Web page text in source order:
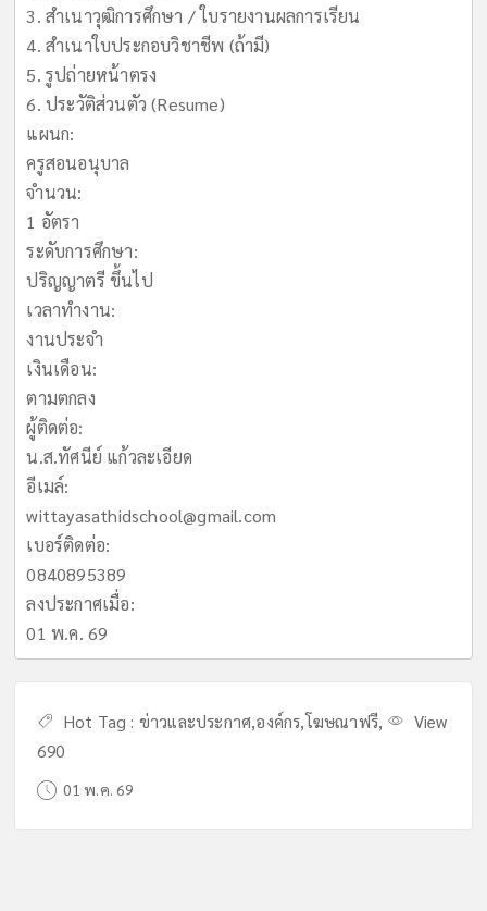
3. สำเนาวุฒิการศึกษา / ใบรายงานผลการเรียน
4. สำเนาใบประกอบวิชาชีพ (ถ้ามี)
5. รูปถ่ายหน้าตรง
6. ประวัติส่วนตัว (Resume)
แผนก:
ครูสอนอนุบาล
จำนวน:
1 อัตรา
ระดับการศึกษา:
ปริญญาตรี ขึ้นไป
เวลาทำงาน:
งานประจำ
เงินเดือน:
ตามตกลง
ผู้ติดต่อ:
น.ส.ทัศนีย์ แก้วละเอียด
อีเมล์:
wittayasathidschool@gmail.com
เบอร์ติดต่อ:
0840895389
ลงประกาศเมื่อ:
01 พ.ค. 69
Hot Tag : ข่าวและประกาศ,องค์กร,โฆษณาฟรี,
View
690
01 พ.ค. 69